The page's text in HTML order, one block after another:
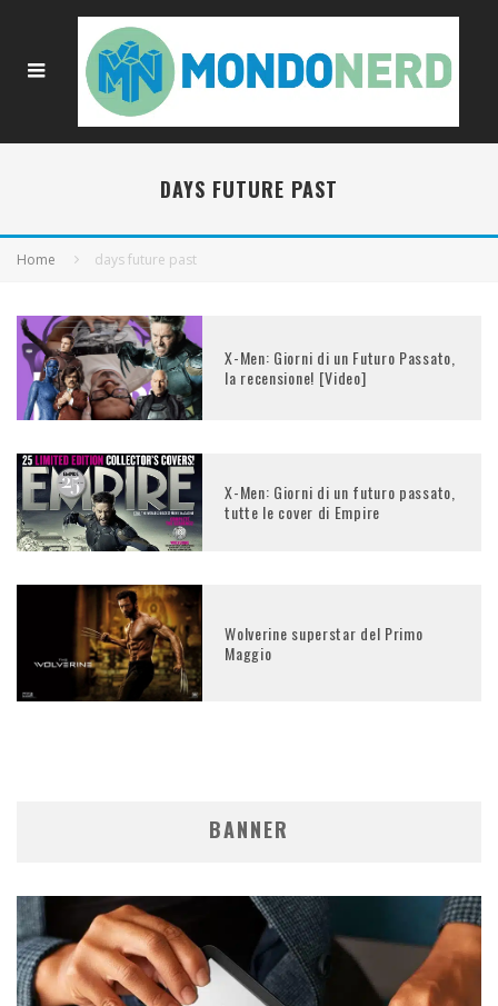
DAYS FUTURE PAST
Home days future past
X-Men: Giorni di un Futuro Passato,
la recensione! [Video]
X-Men: Giorni di un futuro passato,
tutte le cover di Empire
Wolverine superstar del Primo
Maggio
BANNER